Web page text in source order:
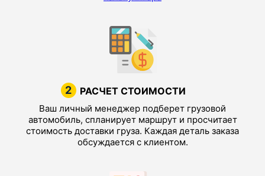
2 РАСЧЕТ СТОИМОСТИ
Ваш личный менеджер подберет грузовой
автомобиль, спланирует маршрут и просчитает
стоимость доставки груза. Каждая деталь заказа
обсуждается с клиентом.